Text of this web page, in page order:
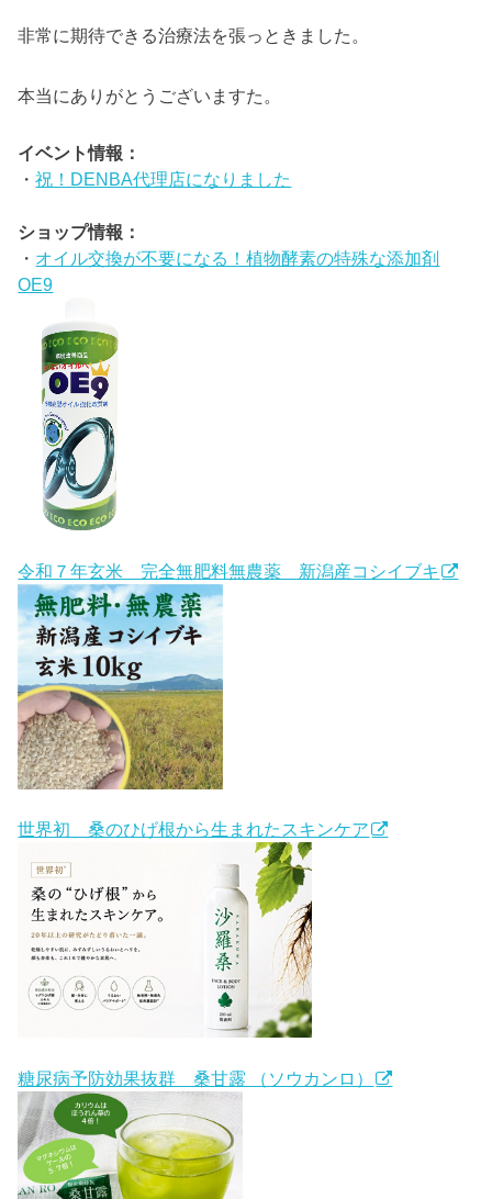
非常に期待できる治療法を張っときました。
本当にありがとうございますた。
イベント情報：
・祝！DENBA代理店になりました
ショップ情報：
・ オイル交換が不要になる！植物酵素の特殊な添加剤
OE9
令和７年玄米 完全無肥料無農薬 新潟産コシイブキ
世界初 桑のひげ根から生まれたスキンケア
糖尿病予防効果抜群 桑甘露 （ソウカンロ）